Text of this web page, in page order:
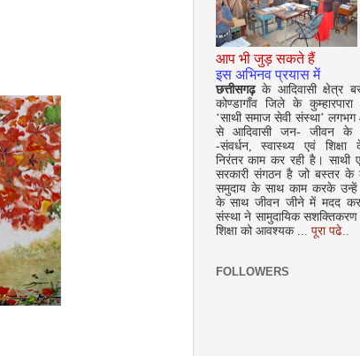
सितम्बर 2008
अक्टूबर 2008
आप भी जुड़ सकते हैं
इस अभिनव प्रयास में
छत्तीसगढ़के आदिवासी क्षेत्र
कोण्डागाँव जिले के
‘साथी समाज सेवी संस्था’ लगभग
से आदिवासी जन- जीवन के
-संवर्धन, स्वास्थ्य एवं शिक्षा
निरंतर काम कर रही है। साथी
सरकारी संगठन है जो बस्तर के
समुदाय के साथ काम करके उन्हें
के साथ जीवन जीने में मदद
संस्था ने सामुदायिक
शिक्षा को आवश्यक ... पूरा पढे..
FOLLOWERS